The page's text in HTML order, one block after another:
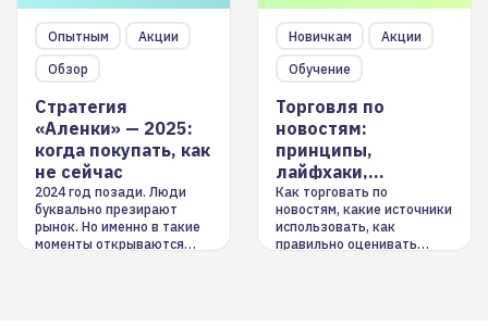
Опытным
Акции
Обзор
Стратегия
«Аленки» — 2025:
когда покупать, как
не сейчас
2024 год позади. Люди
буквально презирают
рынок. Но именно в такие
моменты открываются
Новичкам
Акции
Обучение
Торговля по
новостям:
принципы,
лайфхаки,
инструменты
Как торговать по
новостям, какие источники
использовать, как
правильно оценивать